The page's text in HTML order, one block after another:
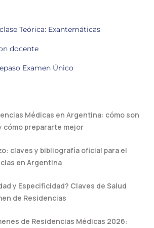
Teórica: Exantemáticas
docente
Examen Único
Médicas en Argentina: cómo son
cómo prepararte mejor
claves y bibliografía oficial para el
en Argentina
y Especificidad? Claves de Salud
de Residencias
de Residencias Médicas 2026: